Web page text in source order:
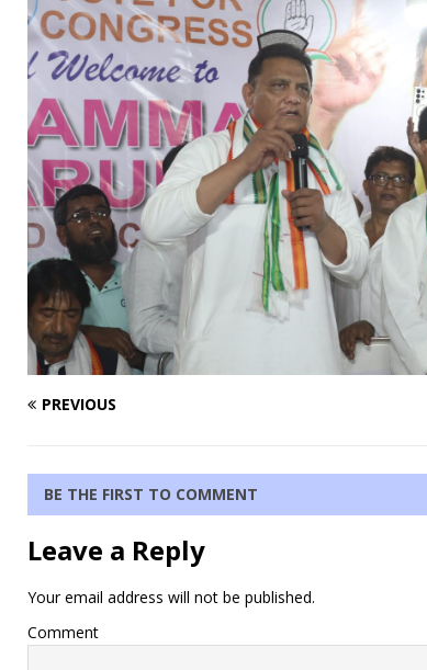
PREVIOUS
BE THE FIRST TO COMMENT
Leave a Reply
Your email address will not be published.
Comment